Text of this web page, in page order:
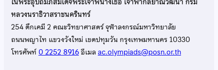
หลวงนราธิวาสราชนครินทร์
254 ตึกเคมี 2 คณะวิทยาศาสตร์ จุฬาลงกรณ์มหาวิทยาลัย
ถนนพญาไท แขวงวังใหม่ เขตปทุมวัน กรุงเทพมหานคร 10330
โทรศัพท์0 2252 8916อีเมลac.olympiads@posn.or.th